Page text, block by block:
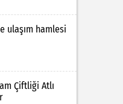
ulaşım hamlesi
Çiftliği Atlı